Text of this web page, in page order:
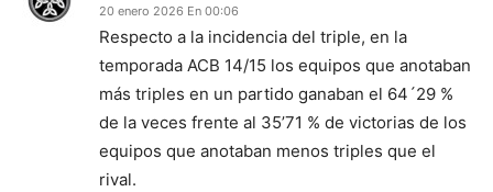
20 enero 2026 En 00:06
Respecto a la incidencia del triple, en la
temporada ACB 14/15 los equipos que anotaban
más triples en un partido ganaban el 64´29 %
de la veces frente al 35’71 % de victorias de los
equipos que anotaban menos triples que el
rival.